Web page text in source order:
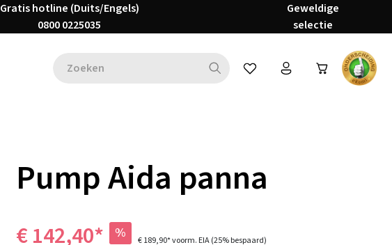
Gratis hotline (Duits/Engels)
0800 0225035
Geweldige
selectie
Je hebt 0 items op je
Pump Aida panna
€ 142,40* % € 189,90*voorm. EIA(25% bespaard)